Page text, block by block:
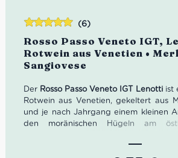
Rosso Passo Veneto IGT,
Rotwein aus Venetien •
Sangiovese
(6)
Der Rosso Passo Veneto IGT Lenottiist
Rotwein aus Venetien, gekeltert aus
und je nach Jahrgang einem kleinen
den moränischen Hügeln am
Bouquet von Waldbeeren und eine
mit5.00von
5